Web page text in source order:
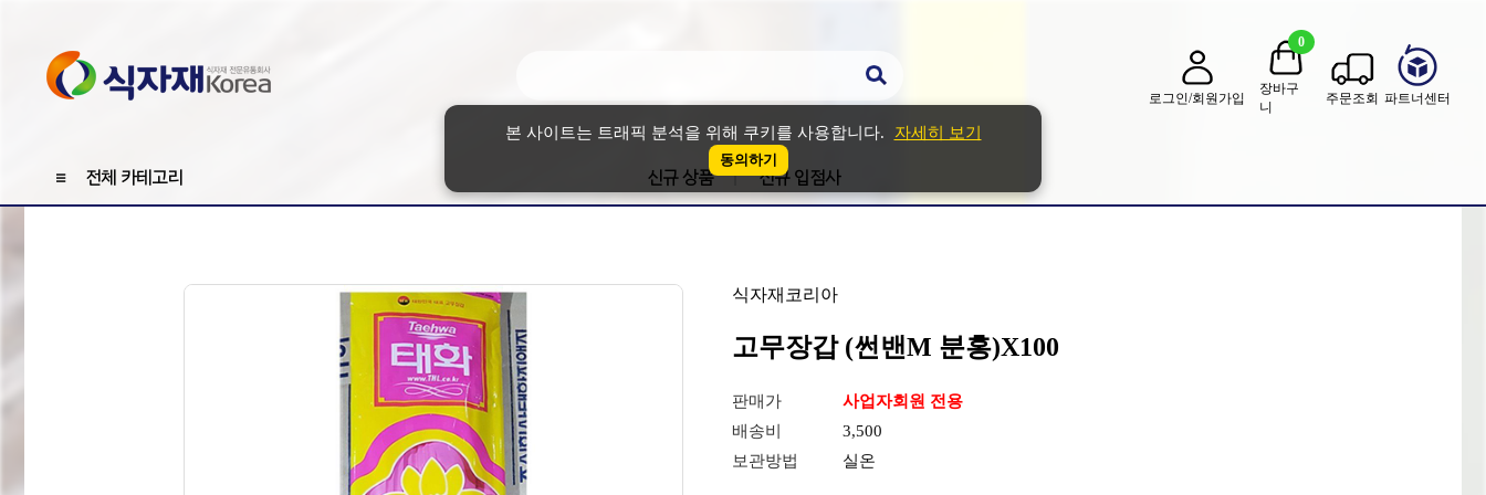
본 사이트는 트래픽 분석을 위해 쿠키를 사용합니다. 자세히 보기
동의하기
로그인/회원가입
0
장바구
니
주문조회 파트너센터
≡ 전체 카테고리 신규 상품 신규 입점사
식자재코리아
고무장갑 (썬밴M 분홍)X100
판매가
사업자회원 전용
배송비
3,500
보관방법
실온